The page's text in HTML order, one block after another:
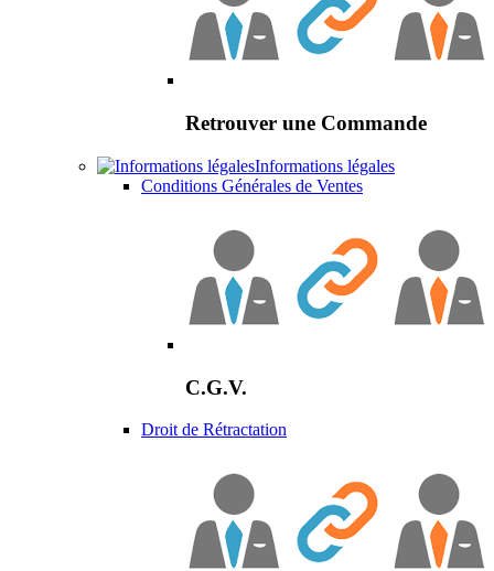
Retrouver une Commande
Informations légales
Conditions Générales de Ventes
C.G.V.
Droit de Rétractation